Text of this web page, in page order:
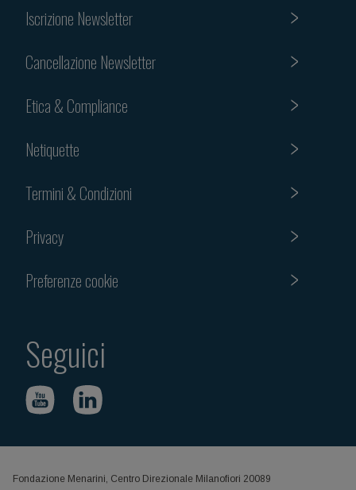
Iscrizione Newsletter
Cancellazione Newsletter
Etica & Compliance
Netiquette
Termini & Condizioni
Privacy
Preferenze cookie
Seguici
Fondazione Menarini, Centro Direzionale Milanofiori 20089